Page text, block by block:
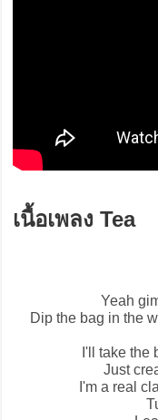
เนื้อเพลง Tea
Yeah
Dip the bag in the
I'll take the
Just
I'm a real